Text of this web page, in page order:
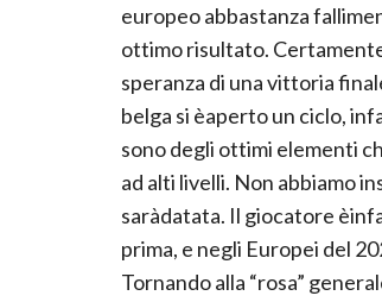
europeo abbastanza
ottimo risultato.
speranza di una vittoria
belga si èaperto un ciclo,
sono degli ottimi elementi
ad alti livelli. Non abbiamo
saràdatata. Il giocatore
prima, e negli Europei del
Tornando alla “rosa”